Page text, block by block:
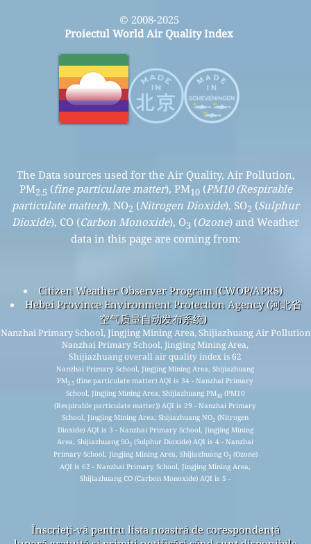
© 2008-2025
Proiectul World Air Quality Index
The Data sources used for the Air Quality, Air Pollution,
PM2.5 (fine particulate matter), PM10(PM10 (Respirable
particulate matter)), NO2 (Nitrogen Dioxide), SO2 (Sulphur
Dioxide), CO (Carbon Monoxide), O3 (Ozone) and Weather
data in this page are coming from:
Citizen Weather Observer Program (CWOP/APRS)
Hebei Province Environment Protection Agency (河北省
空气质量自动发布系统)
Nanzhai Primary School, Jingjing Mining Area, Shijiazhuang Air Pollution
Nanzhai Primary School, Jingjing Mining Area,
Shijiazhuang overall air quality index is 62
Nanzhai Primary School, Jingjing Mining Area, Shijiazhuang
PM2.5 (fine particulate matter) AQI is 34 - Nanzhai Primary
School, Jingjing Mining Area, Shijiazhuang PM10(PM10
(Respirable particulate matter)) AQI is 29 - Nanzhai Primary
School, Jingjing Mining Area, Shijiazhuang NO2 (Nitrogen
Dioxide) AQI is 3 - Nanzhai Primary School, Jingjing Mining
Area, Shijiazhuang SO2 (Sulphur Dioxide) AQI is 4 - Nanzhai
Primary School, Jingjing Mining Area, Shijiazhuang O3(Ozone)
AQI is 62 - Nanzhai Primary School, Jingjing Mining Area,
Shijiazhuang CO (Carbon Monoxide) AQI is 5 -
Înscrieți-vă pentru lista noastră de corespondență